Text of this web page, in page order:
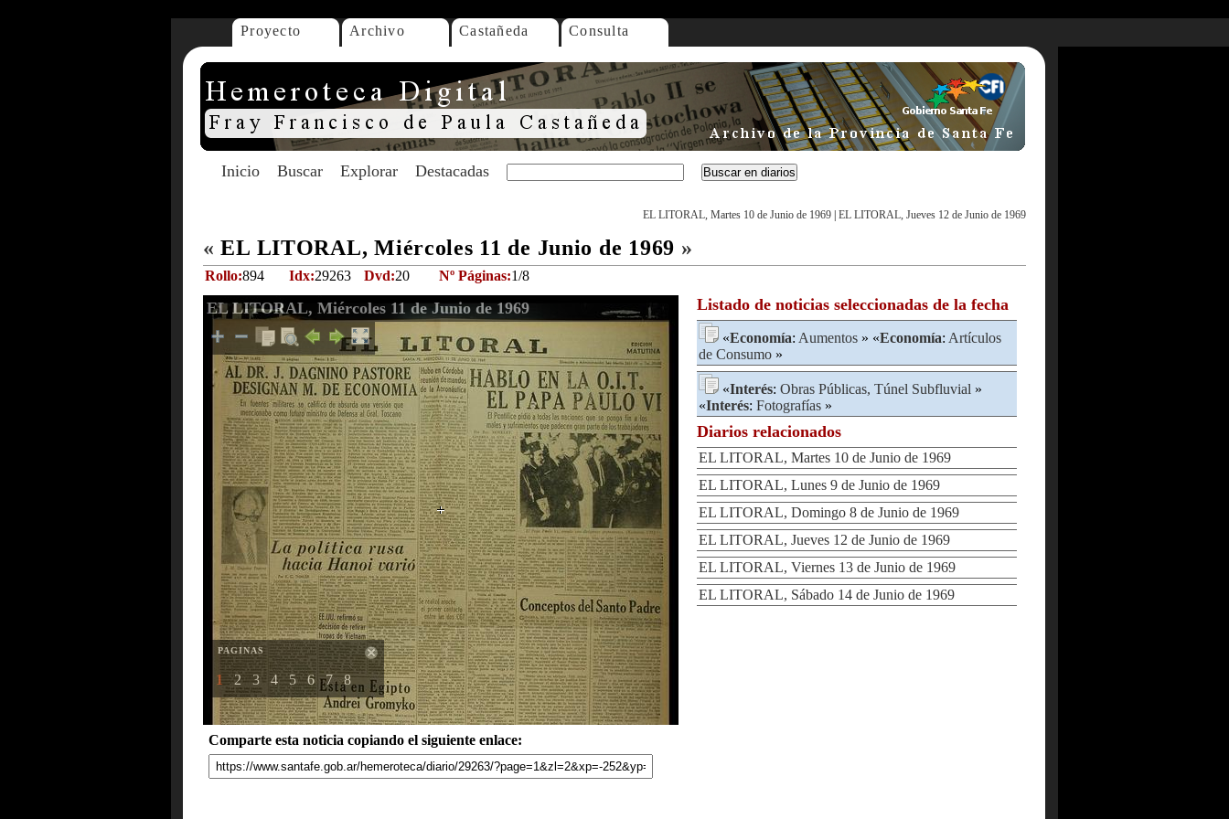
Proyecto Archivo Castañeda Consulta
Inicio Buscar Explorar Destacadas
EL LITORAL, Martes 10 de Junio de 1969 EL LITORAL, Jueves 12 de Junio de 1969
« EL LITORAL, Miércoles 11 de Junio de 1969 »
Rollo:894 Idx:29263 Dvd:20 Nº Páginas:1/8
EL LITORAL, Miércoles 11 de Junio de 1969
PAGINAS
1 2 3 4 5 6 7 8
Comparte esta noticia copiando el siguiente enlace:
Listado de noticias seleccionadas de la fecha
«Economía: Aumentos » «Economía: Artículos
de Consumo »
«Interés: Obras Públicas, Túnel Subfluvial »
«Interés: Fotografías »
Diarios relacionados
EL LITORAL, Martes 10 de Junio de 1969
EL LITORAL, Lunes 9 de Junio de 1969
EL LITORAL, Domingo 8 de Junio de 1969
EL LITORAL, Jueves 12 de Junio de 1969
EL LITORAL, Viernes 13 de Junio de 1969
EL LITORAL, Sábado 14 de Junio de 1969